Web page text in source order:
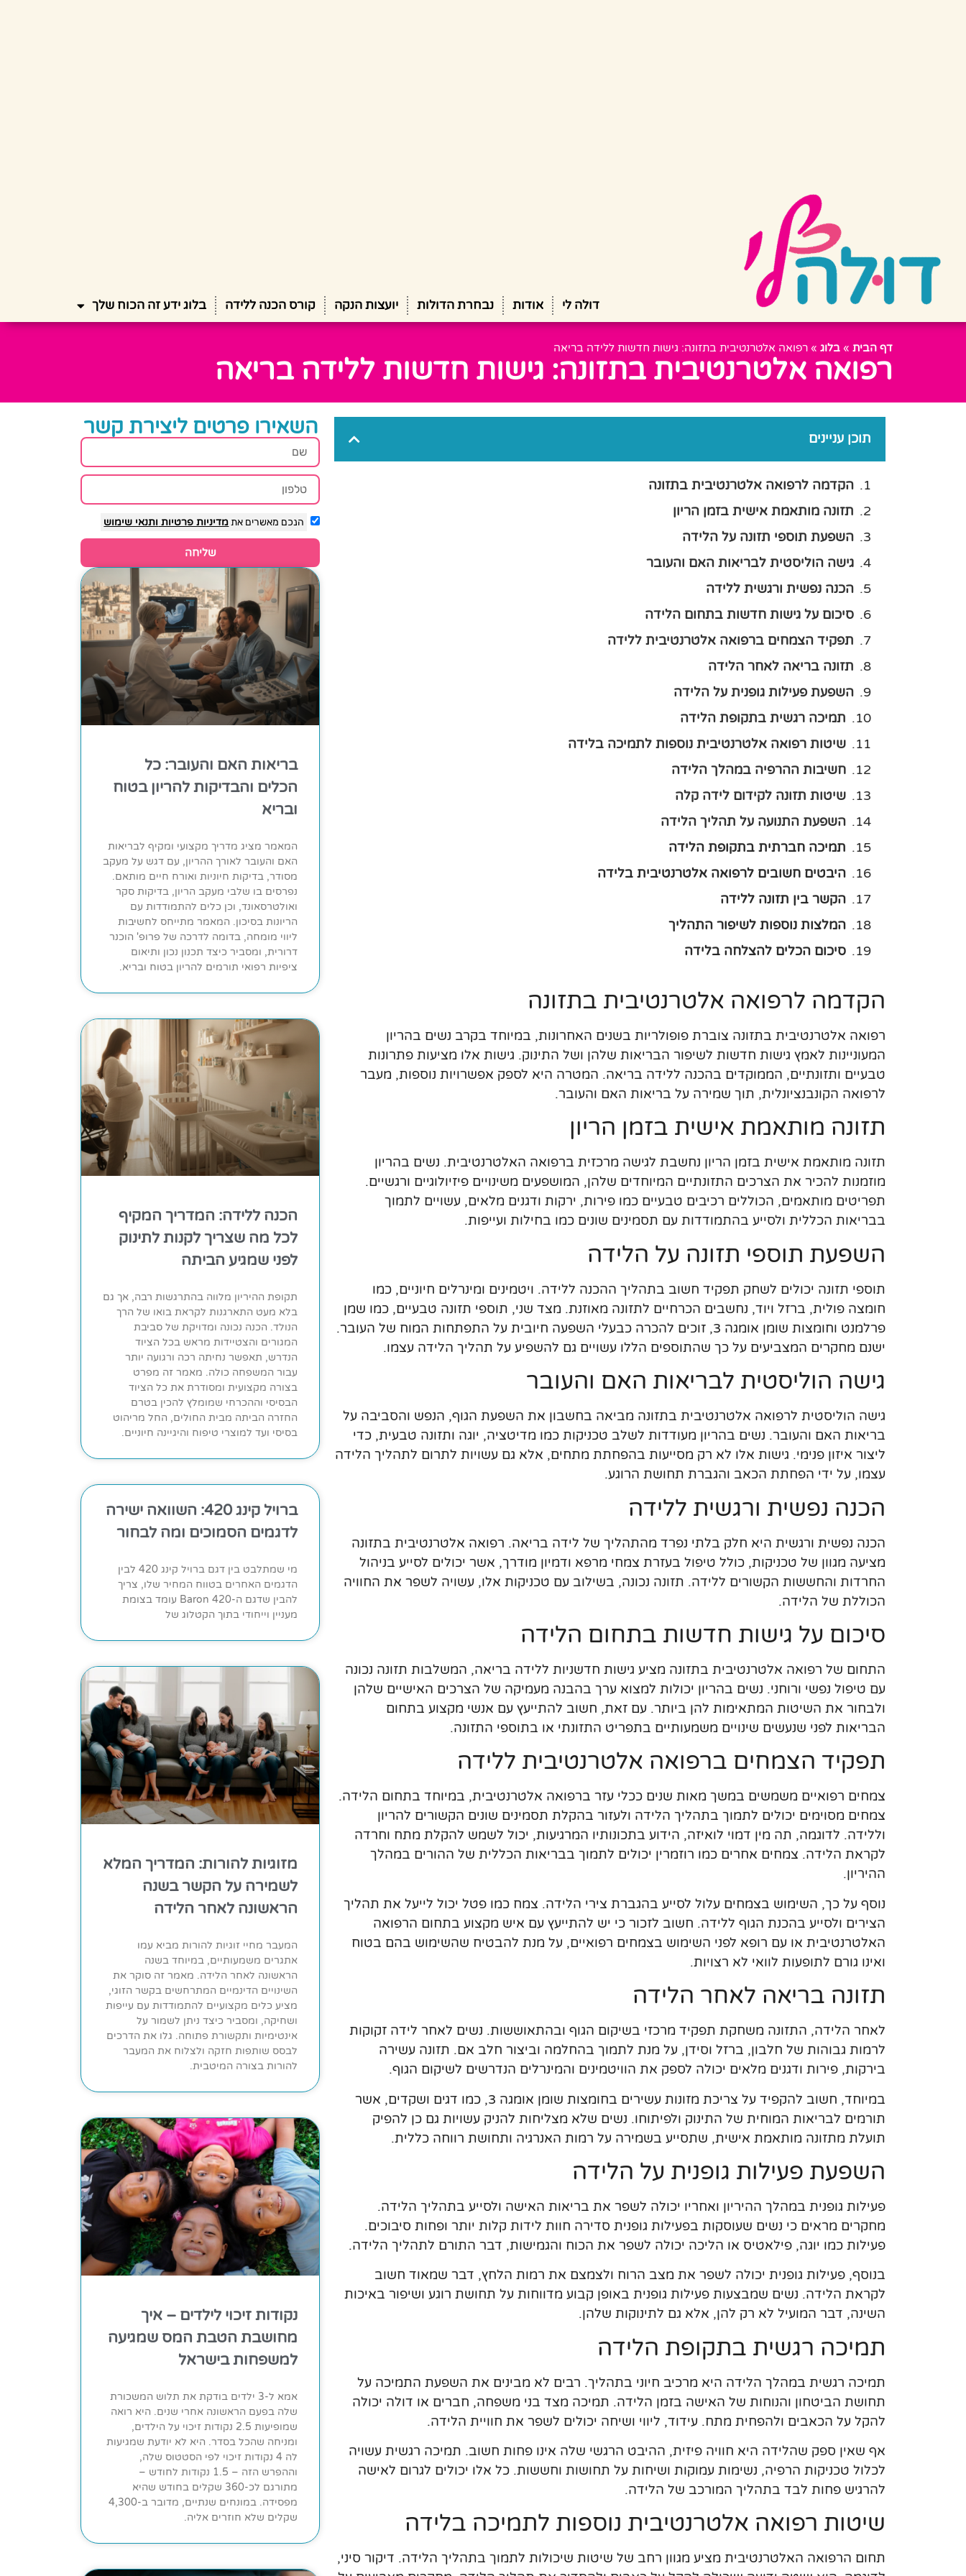
דולה לי אודות נבחרת הדולות יועצות הנקה קורס הכנה ללידה בלוג ידע זה הכוח שלך
דף הבית » בלוג » רפואה אלטרנטיבית בתזונה: גישות חדשות ללידה בריאה
רפואה אלטרנטיבית בתזונה: גישות חדשות ללידה בריאה
תוכן עניינים
הקדמה לרפואה אלטרנטיבית בתזונה
תזונה מותאמת אישית בזמן הריון
השפעת תוספי תזונה על הלידה
גישה הוליסטית לבריאות האם והעובר
הכנה נפשית ורגשית ללידה
סיכום על גישות חדשות בתחום הלידה
תפקיד הצמחים ברפואה אלטרנטיבית ללידה
תזונה בריאה לאחר הלידה
השפעת פעילות גופנית על הלידה
תמיכה רגשית בתקופת הלידה
שיטות רפואה אלטרנטיבית נוספות לתמיכה בלידה
חשיבות ההרפיה במהלך הלידה
שיטות תזונה לקידום לידה קלה
השפעת התנועה על תהליך הלידה
תמיכה חברתית בתקופת הלידה
היבטים חשובים לרפואה אלטרנטיבית בלידה
הקשר בין תזונה ללידה
המלצות נוספות לשיפור התהליך
סיכום הכלים להצלחה בלידה
הקדמה לרפואה אלטרנטיבית בתזונה
רפואה אלטרנטיבית בתזונה צוברת פופולריות בשנים האחרונות, במיוחד בקרב נשים בהריון
המעוניינות לאמץ גישות חדשות לשיפור הבריאות שלהן ושל התינוק. גישות אלו מציעות פתרונות
טבעיים ותזונתיים, הממוקדים בהכנה ללידה בריאה. המטרה היא לספק אפשרויות נוספות, מעבר
לרפואה הקונבנציונלית, תוך שמירה על בריאות האם והעובר.
תזונה מותאמת אישית בזמן הריון
תזונה מותאמת אישית בזמן הריון נחשבת לגישה מרכזית ברפואה האלטרנטיבית. נשים בהריון
מוזמנות להכיר את הצרכים התזונתיים המיוחדים שלהן, המושפעים משינויים פיזיולוגיים ורגשיים.
תפריטים מותאמים, הכוללים רכיבים טבעיים כמו פירות, ירקות ודגנים מלאים, עשויים לתמוך
בבריאות הכללית ולסייע בהתמודדות עם תסמינים שונים כמו בחילות ועייפות.
השפעת תוספי תזונה על הלידה
תוספי תזונה יכולים לשחק תפקיד חשוב בתהליך ההכנה ללידה. ויטמינים ומינרלים חיוניים, כמו
חומצה פולית, ברזל ויוד, נחשבים הכרחיים לתזונה מאוזנת. מצד שני, תוספי תזונה טבעיים, כמו שמן
פרלמנט וחומצות שומן אומגה 3, זוכים להכרה כבעלי השפעה חיובית על התפתחות המוח של העובר.
ישנם מחקרים המצביעים על כך שהתוספים הללו עשויים גם להשפיע על תהליך הלידה עצמו.
גישה הוליסטית לבריאות האם והעובר
גישה הוליסטית לרפואה אלטרנטיבית בתזונה מביאה בחשבון את השפעת הגוף, הנפש והסביבה על
בריאות האם והעובר. נשים בהריון מעודדות לשלב טכניקות כמו מדיטציה, יוגה ותזונה טבעית, כדי
ליצור איזון פנימי. גישות אלו לא רק מסייעות בהפחתת מתחים, אלא גם עשויות לתרום לתהליך הלידה
עצמו, על ידי הפחתת הכאב והגברת תחושת הרוגע.
הכנה נפשית ורגשית ללידה
הכנה נפשית ורגשית היא חלק בלתי נפרד מהתהליך של לידה בריאה. רפואה אלטרנטיבית בתזונה
מציעה מגוון של טכניקות, כולל טיפול בעזרת צמחי מרפא ודמיון מודרך, אשר יכולים לסייע בניהול
החרדות והחששות הקשורים ללידה. תזונה נכונה, בשילוב עם טכניקות אלו, עשויה לשפר את החוויה
הכוללת של הלידה.
סיכום על גישות חדשות בתחום הלידה
התחום של רפואה אלטרנטיבית בתזונה מציע גישות חדשניות ללידה בריאה, המשלבות תזונה נכונה
עם טיפול נפשי ורוחני. נשים בהריון יכולות למצוא ערך בהבנה מעמיקה של הצרכים האישיים שלהן
ולבחור את השיטות המתאימות להן ביותר. עם זאת, חשוב להתייעץ עם אנשי מקצוע בתחום
הבריאות לפני שנעשים שינויים משמעותיים בתפריט התזונתי או בתוספי התזונה.
תפקיד הצמחים ברפואה אלטרנטיבית ללידה
צמחים רפואיים משמשים במשך מאות שנים ככלי עזר ברפואה אלטרנטיבית, במיוחד בתחום הלידה.
צמחים מסוימים יכולים לתמוך בתהליך הלידה ולעזור בהקלת תסמינים שונים הקשורים להריון
וללידה. לדוגמה, תה מין דמוי לואיזה, הידוע בתכונותיו המרגיעות, יכול לשמש להקלת מתח וחרדה
לקראת הלידה. צמחים אחרים כמו רוזמרין יכולים לתמוך בבריאות הכללית של ההורים במהלך
ההיריון.
נוסף על כך, השימוש בצמחים עלול לסייע בהגברת צירי הלידה. צמח כמו פטל יכול לייעל את תהליך
הצירים ולסייע בהכנת הגוף ללידה. חשוב לזכור כי יש להתייעץ עם איש מקצוע בתחום הרפואה
האלטרנטיבית או עם רופא לפני השימוש בצמחים רפואיים, על מנת להבטיח שהשימוש בהם בטוח
ואינו גורם לתופעות לוואי לא רצויות.
תזונה בריאה לאחר הלידה
לאחר הלידה, התזונה משחקת תפקיד מרכזי בשיקום הגוף ובהתאוששות. נשים לאחר לידה זקוקות
לרמות גבוהות של חלבון, ברזל וסידן, על מנת לתמוך בהחלמה וביצור חלב אם. תזונה עשירה
בירקות, פירות ודגנים מלאים יכולה לספק את הוויטמינים והמינרלים הנדרשים לשיקום הגוף.
במיוחד, חשוב להקפיד על צריכת מזונות עשירים בחומצות שומן אומגה 3, כמו דגים ושקדים, אשר
תורמים לבריאות המוחית של התינוק ולפיתוחו. נשים שלא מצליחות להניק עשויות גם כן להפיק
תועלת מתזונה מותאמת אישית, שתסייע בשמירה על רמות האנרגיה ותחושת רווחה כללית.
השפעת פעילות גופנית על הלידה
פעילות גופנית במהלך ההיריון ואחריו יכולה לשפר את בריאות האישה ולסייע בתהליך הלידה.
מחקרים מראים כי נשים שעוסקות בפעילות גופנית סדירה חוות לידות קלות יותר ופחות סיבוכים.
פעילות כמו יוגה, פילאטיס או הליכה יכולה לשפר את הכוח והגמישות, דבר התורם לתהליך הלידה.
בנוסף, פעילות גופנית יכולה לשפר את מצב הרוח ולצמצם את רמות הלחץ, דבר שמאוד חשוב
לקראת הלידה. נשים שמבצעות פעילות גופנית באופן קבוע מדווחות על תחושת רוגע ושיפור באיכות
השינה, דבר המועיל לא רק להן, אלא גם לתינוקות שלהן.
תמיכה רגשית בתקופת הלידה
תמיכה רגשית במהלך הלידה היא מרכיב חיוני בתהליך. רבים לא מבינים את השפעת התמיכה על
תחושת הביטחון והנוחות של האישה בזמן הלידה. תמיכה מצד בני משפחה, חברים או דולה יכולה
להקל על הכאבים ולהפחית מתח. עידוד, ליווי ושיחה יכולים לשפר את חוויית הלידה.
אף שאין ספק שהלידה היא חוויה פיזית, ההיבט הרגשי שלה אינו פחות חשוב. תמיכה רגשית עשויה
לכלול טכניקות הרפיה, נשימות עמוקות ושיחות על תחושות וחששות. כל אלו יכולים לגרום לאישה
להרגיש פחות לבד בתהליך המורכב של הלידה.
שיטות רפואה אלטרנטיבית נוספות לתמיכה בלידה
תחום הרפואה האלטרנטיבית מציע מגוון רחב של שיטות שיכולות לתמוך בתהליך הלידה. דיקור סיני,
השאירו פרטים ליצירת קשר
הנכם מאשרים אתמדיניות פרטיות ותנאי שימוש
שליחה
בריאות האם והעובר: כל
הכלים והבדיקות להריון בטוח
ובריא
המאמר מציג מדריך מקצועי ומקיף לבריאות
האם והעובר לאורך ההריון, עם דגש על מעקב
מסודר, בדיקות חיוניות ואורח חיים מותאם.
נפרסים בו שלבי מעקב הריון, בדיקות סקר
ואולטרסאונד, וכן כלים להתמודדות עם
הריונות בסיכון. המאמר מתייחס לחשיבות
ליווי מומחה, בדומה לדרכה של פרופ' הוכנר
דרורית, ומסביר כיצד תכנון נכון ותיאום
ציפיות רפואי תורמים להריון בטוח ובריא.
הכנה ללידה: המדריך המקיף
לכל מה שצריך לקנות לתינוק
לפני שמגיע הביתה
תקופת ההיריון מלווה בהתרגשות רבה, אך גם
בלא מעט התארגנות לקראת בואו של הרך
הנולד. הכנה נכונה ומדויקת של סביבת
המגורים והצטיידות מראש בכל הציוד
הנדרש, תאפשר נחיתה רכה ורגועה יותר
עבור המשפחה כולה. מאמר זה מפרט
בצורה מקצועית ומסודרת את כל הציוד
הבסיסי וההכרחי שמומלץ להכין בטרם
החזרה הביתה מבית החולים, החל מריהוט
בסיסי ועד למוצרי טיפוח והיגיינה חיוניים.
ברויל קינג 420: השוואה ישירה
לדגמים הסמוכים ומה לבחור
מי שמתלבט בין דגם ברויל קינג 420 לבין
הדגמים האחרים בטווח המחיר שלו, צריך
להבין שדגם ה-Baron 420 עומד בצומת
מעניין וייחודי בתוך הקטלוג של
מזוגיות להורות: המדריך המלא
לשמירה על הקשר בשנה
הראשונה לאחר הלידה
המעבר מחיי זוגיות להורות מביא עמו
אתגרים משמעותיים, במיוחד בשנה
הראשונה לאחר הלידה. מאמר זה סוקר את
השינויים הדינמיים המתרחשים בקשר הזוגי,
מציע כלים מקצועיים להתמודדות עם עייפות
ושחיקה, ומסביר כיצד ניתן לשמור על
אינטימיות ותקשורת פתוחה. גלו את הדרכים
לבסס שותפות חזקה ולצלוח את המעבר
להורות בצורה המיטבית.
נקודות זיכוי לילדים – איך
מחושבת הטבת המס שמגיעה
למשפחות בישראל
אמא ל-3 ילדים בודקת את תלוש המשכורת
שלה בפעם הראשונה אחרי שנים. היא רואה
שמופיעות 2.5 נקודות זיכוי על הילדים,
ומניחה שהכל בסדר. היא לא יודעת שמגיעות
לה 4 נקודות זיכוי לפי הסטטוס שלה,
וההפרש הזה – 1.5 נקודות לחודש –
מתורגם לכ-360 שקלים בחודש שהיא
מפסידה. במונחים שנתיים, מדובר ב-4,300
שקלים שלא חוזרים אליה.